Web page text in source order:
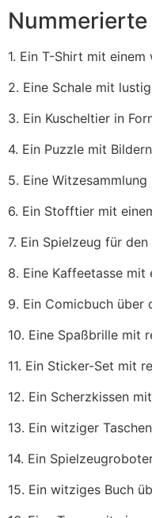
1. Ein T-Shirt mit
2. Eine Schale mit
3. Ein Kuscheltier in
4. Ein Puzzle mit
5. Eine
6. Ein Stofftier mit
7. Ein Spielzeug für
8. Eine Kaffeetasse mit
9. Ein Comicbuch über
10. Eine Spaßbrille mit
11. Ein Sticker-Set mit
12. Ein Scherzkissen
13. Ein witziger
14. Ein
15. Ein witziges Buch